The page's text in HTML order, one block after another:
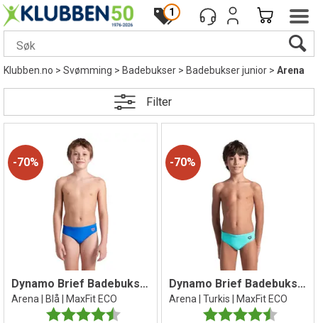
1
Klubben.no>Svømming>Badebukser>Badebukser junior>Arena
Filter
70%
Dynamo Brief Badebukse jr
Arena | Blå | MaxFit ECO
Karakter:
4.8 av 5 mulige
70%
Dynamo Brief Badebukse jr
Arena | Turkis | MaxFit ECO
Karakter: